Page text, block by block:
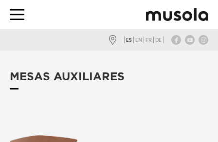
ES EN FR DE
MESAS AUXILIARES